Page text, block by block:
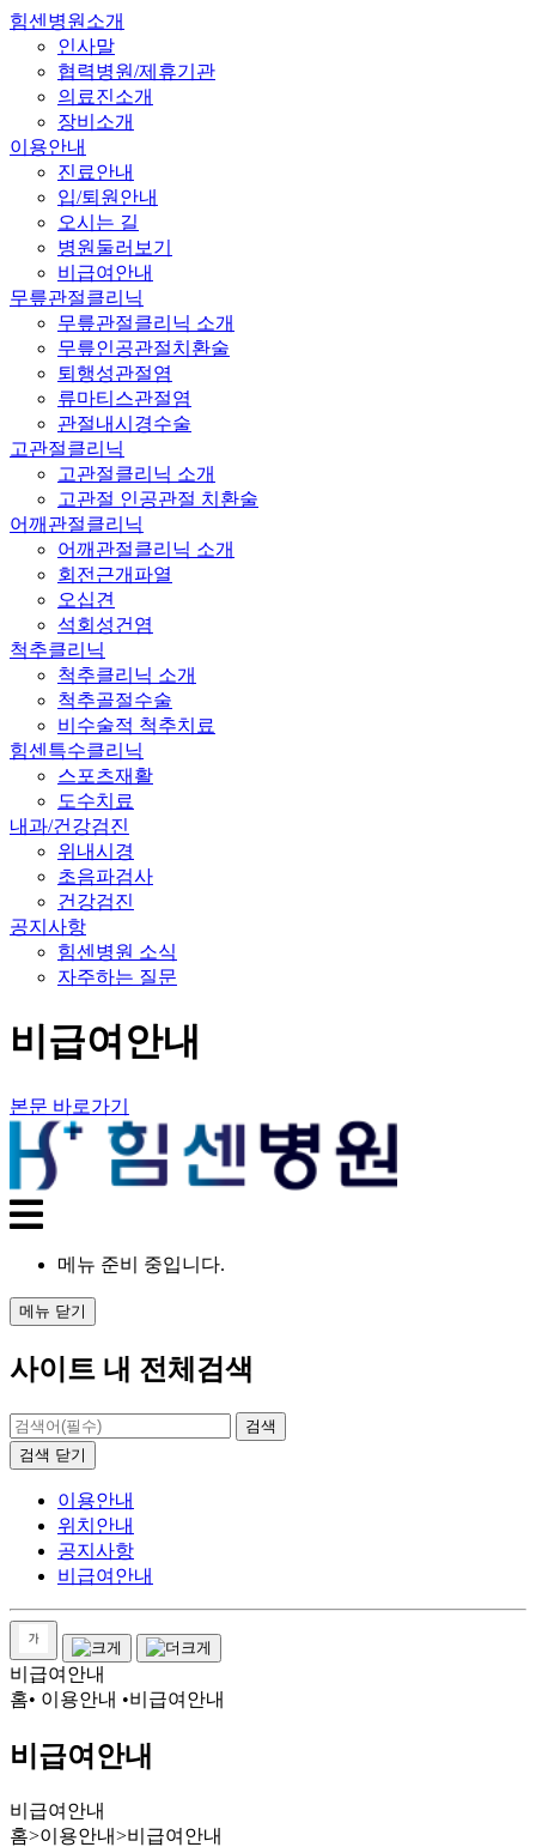
힘센병원소개
인사말
협력병원/제휴기관
의료진소개
장비소개
이용안내
진료안내
입/퇴원안내
오시는 길
병원둘러보기
비급여안내
무릎관절클리닉
무릎관절클리닉 소개
무릎인공관절치환술
퇴행성관절염
류마티스관절염
관절내시경수술
고관절클리닉
고관절클리닉 소개
고관절 인공관절 치환술
어깨관절클리닉
어깨관절클리닉 소개
회전근개파열
오십견
석회성건염
척추클리닉
척추클리닉 소개
척추골절수술
비수술적 척추치료
힘센특수클리닉
스포츠재활
도수치료
내과/건강검진
위내시경
초음파검사
건강검진
공지사항
힘센병원 소식
자주하는 질문
비급여안내
본문 바로가기
메뉴 준비 중입니다.
메뉴 닫기
사이트 내 전체검색
검색 닫기
이용안내
위치안내
공지사항
비급여안내
비급여안내
홈• 이용안내 •비급여안내
비급여안내
비급여안내
홈>이용안내>비급여안내